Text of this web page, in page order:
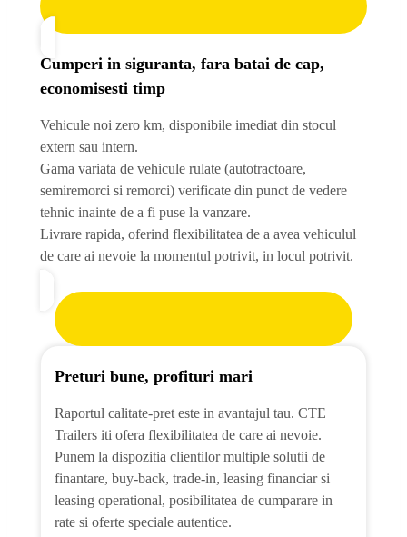
Cumperi in siguranta, fara batai de cap,
economisesti timp
Vehicule noi zero km, disponibile imediat din stocul
extern sau intern.
Gama variata de vehicule rulate (autotractoare,
semiremorci si remorci) verificate din punct de vedere
tehnic inainte de a fi puse la vanzare.
Livrare rapida, oferind flexibilitatea de a avea vehiculul
de care ai nevoie la momentul potrivit, in locul potrivit.
Preturi bune, profituri mari
Raportul calitate-pret este in avantajul tau. CTE
Trailers iti ofera flexibilitatea de care ai nevoie.
Punem la dispozitia clientilor multiple solutii de
finantare, buy-back, trade-in, leasing financiar si
leasing operational, posibilitatea de cumparare in
rate si oferte speciale autentice.